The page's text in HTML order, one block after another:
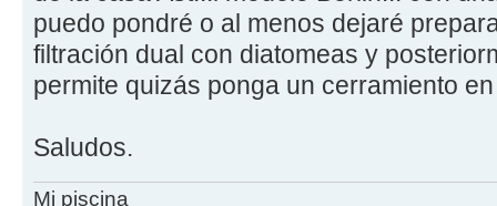
puedo pondré o al menos dejaré
filtración dual con diatomeas y
permite quizás ponga un cerramiento
Saludos.
Mi piscina